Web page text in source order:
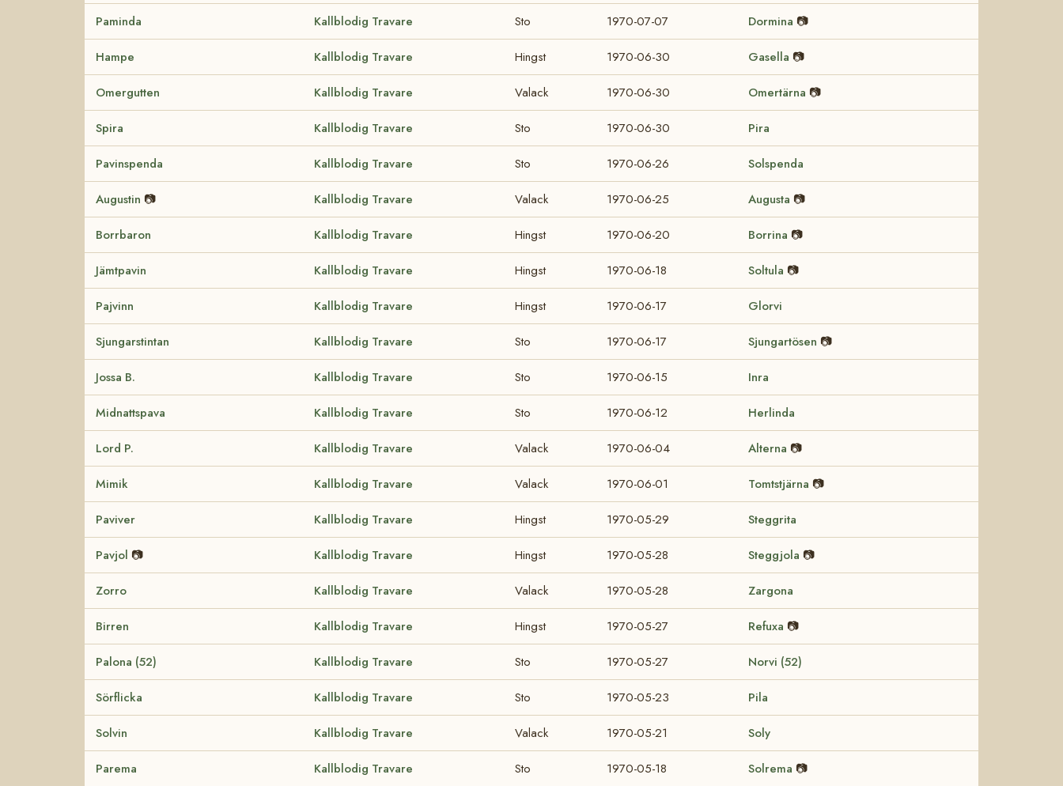
Paminda Kallblodig Travare Sto 1970-07-07 Dormina 📷
Hampe Kallblodig Travare Hingst 1970-06-30 Gasella 📷
Omergutten Kallblodig Travare Valack 1970-06-30 Omertärna 📷
Spira Kallblodig Travare Sto 1970-06-30 Pira
Pavinspenda Kallblodig Travare Sto 1970-06-26 Solspenda
Augustin 📷 Kallblodig Travare Valack 1970-06-25 Augusta 📷
Borrbaron Kallblodig Travare Hingst 1970-06-20 Borrina 📷
Jämtpavin Kallblodig Travare Hingst 1970-06-18 Soltula 📷
Pajvinn Kallblodig Travare Hingst 1970-06-17 Glorvi
Sjungarstintan Kallblodig Travare Sto 1970-06-17 Sjungartösen 📷
Jossa B. Kallblodig Travare Sto 1970-06-15 Inra
Midnattspava Kallblodig Travare Sto 1970-06-12 Herlinda
Lord P. Kallblodig Travare Valack 1970-06-04 Alterna 📷
Mimik Kallblodig Travare Valack 1970-06-01 Tomtstjärna 📷
Paviver Kallblodig Travare Hingst 1970-05-29 Steggrita
Pavjol 📷 Kallblodig Travare Hingst 1970-05-28 Steggjola 📷
Zorro Kallblodig Travare Valack 1970-05-28 Zargona
Birren Kallblodig Travare Hingst 1970-05-27 Refuxa 📷
Palona (52) Kallblodig Travare Sto 1970-05-27 Norvi (52)
Sörflicka Kallblodig Travare Sto 1970-05-23 Pila
Solvin Kallblodig Travare Valack 1970-05-21 Soly
Parema Kallblodig Travare Sto 1970-05-18 Solrema 📷